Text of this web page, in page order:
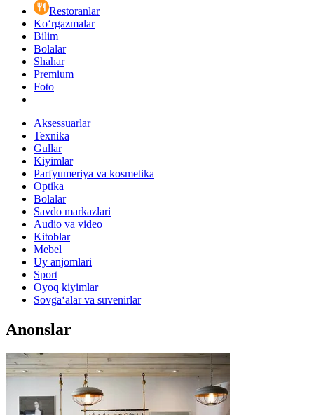
Restoranlar
Ko‘rgazmalar
Bilim
Bolalar
Shahar
Premium
Foto
Aksessuarlar
Texnika
Gullar
Kiyimlar
Parfyumeriya va kosmetika
Optika
Bolalar
Savdo markazlari
Audio va video
Kitoblar
Mebel
Uy anjomlari
Sport
Oyoq kiyimlar
Sovga‘alar va suvenirlar
Anonslar